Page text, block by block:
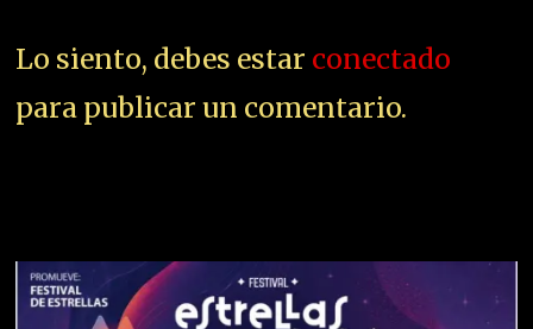
Lo siento, debes estar conectado
para publicar un comentario.